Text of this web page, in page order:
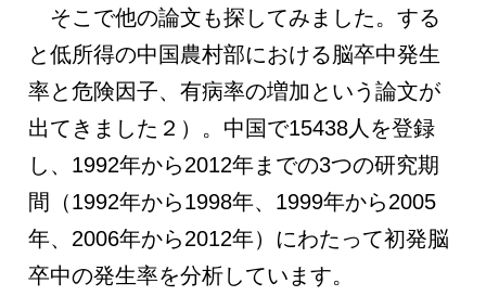
そこで他の論文も探してみました。する
と低所得の中国農村部における脳卒中発生
率と危険因子、有病率の増加という論文が
出てきました２）。中国で15438人を登録
し、1992年から2012年までの3つの研究期
間（1992年から1998年、1999年から2005
年、2006年から2012年）にわたって初発脳
卒中の発生率を分析しています。